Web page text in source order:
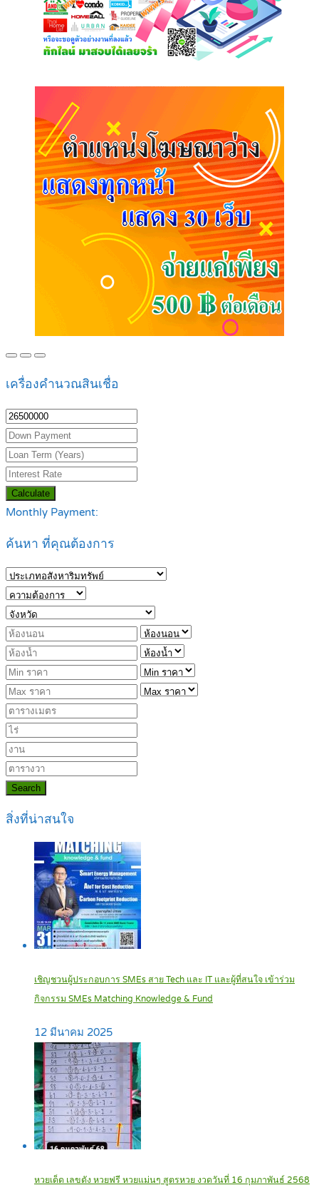
เครื่องคำนวณสินเชื่อ
Calculate
Monthly Payment:
ค้นหา ที่คุณต้องการ
Search
สิ่งที่น่าสนใจ
เชิญชวนผู้ประกอบการ SMEs สาย Tech และ IT และผู้ที่สนใจ เข้าร่วม
กิจกรรม SMEs Matching Knowledge & Fund
12 มีนาคม 2025
หวยเด็ด เลขดัง หวยฟรี หวยแม่นๆ สูตรหวย งวดวันที่ 16 กุมภาพันธ์ 2568